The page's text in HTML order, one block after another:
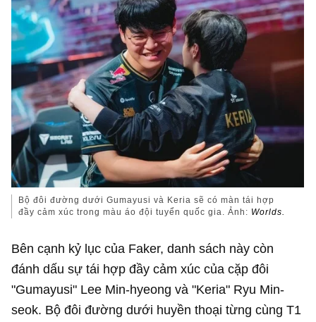
Bộ đôi đường dưới Gumayusi và Keria sẽ có màn tái hợp
đầy cảm xúc trong màu áo đội tuyển quốc gia. Ảnh: Worlds.
Bên cạnh kỷ lục của Faker, danh sách này còn
đánh dấu sự tái hợp đầy cảm xúc của cặp đôi
"Gumayusi" Lee Min-hyeong và "Keria" Ryu Min-
seok. Bộ đôi đường dưới huyền thoại từng cùng T1